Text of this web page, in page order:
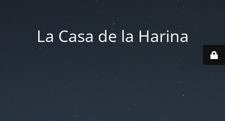
La Casa de la Harina